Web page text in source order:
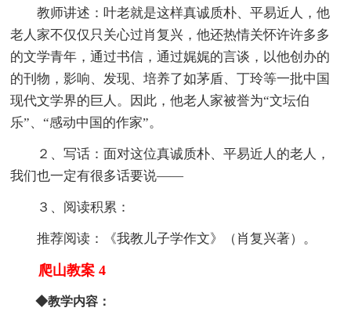
教师讲述：叶老就是这样真诚质朴、平易近人，他
老人家不仅仅只关心过肖复兴，他还热情关怀许许多多
的文学青年，通过书信，通过娓娓的言谈，以他创办的
的刊物，影响、发现、培养了如茅盾、丁玲等一批中国
现代文学界的巨人。因此，他老人家被誉为“文坛伯
乐”、“感动中国的作家”。
２、写话：面对这位真诚质朴、平易近人的老人，
我们也一定有很多话要说——
３、阅读积累：
推荐阅读：《我教儿子学作文》（肖复兴著）。
爬山教案 4
◆教学内容：